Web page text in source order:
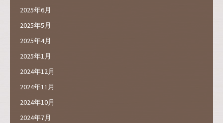
2025年6月
2025年5月
2025年4月
2025年1月
2024年12月
2024年11月
2024年10月
2024年7月